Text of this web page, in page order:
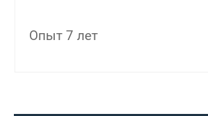
Опыт 7 лет